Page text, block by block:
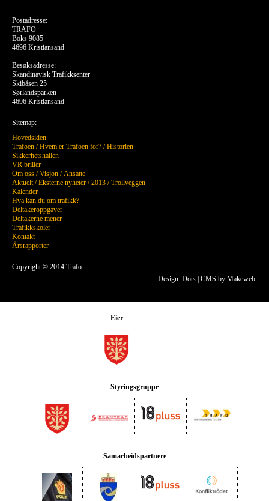
Design: Dots CMS by Makeweb
Postadresse:
TRAFO
Boks 9085
4696 Kristiansand
Besøksadresse:
Skandinavisk Trafikksenter
Skibåsen 25
Sørlandsparken
4696 Kristiansand
Sitemap:
Hovedsiden
Trafoen /Hvem er Trafoen for? /Historien
Sikkerhetshallen
VR briller
Om oss /Visjon /Ansatte
Aktuelt/Eksterne nyheter /2013 /Trollveggen
Kalender
Hva kan du om trafikk?
Deltakeroppgaver
Deltakerne mener
Trafikkskoler
Kontakt
Årsrapporter
Copyright © 2014 Trafo
Eier
Styringsgruppe
Samarbeidspartnere